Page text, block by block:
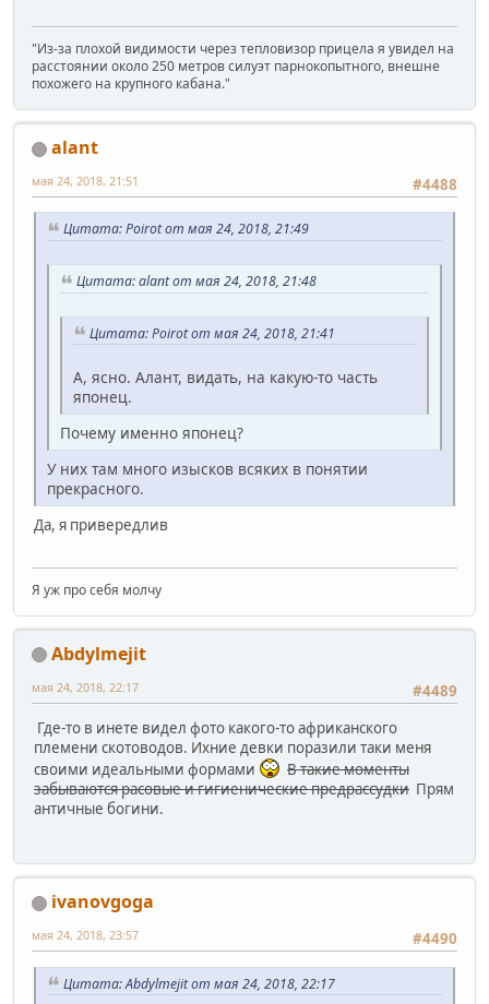
"Из-за плохой видимости через тепловизор прицела я увидел на
расстоянии около 250 метров силуэт парнокопытного, внешне
похожего на крупного кабана."
alant
#4488
мая 24, 2018, 21:51
Цитата: Poirot от мая 24, 2018, 21:49
Цитата: alant от мая 24, 2018, 21:48
Цитата: Poirot от мая 24, 2018, 21:41
А, ясно. Алант, видать, на какую-то часть
японец.
Почему именно японец?
У них там много изысков всяких в понятии
прекрасного.
Да, я привередлив
Я уж про себя молчу
Abdylmejit
#4489
мая 24, 2018, 22:17
Где-то в инете видел фото какого-то африканского
племени скотоводов. Ихние девки поразили таки меня
своими идеальными формами
В такие моменты
забываются расовые и гигиенические предрассудки Прям
античные богини.
ivanovgoga
#4490
мая 24, 2018, 23:57
Цитата: Abdylmejit от мая 24, 2018, 22:17